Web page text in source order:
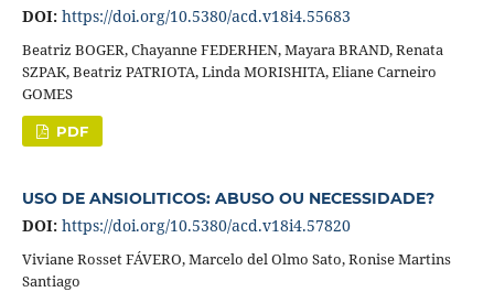
DOI: https://doi.org/10.5380/acd.v18i4.55683
Beatriz BOGER, Chayanne FEDERHEN, Mayara BRAND, Renata
SZPAK, Beatriz PATRIOTA, Linda MORISHITA, Eliane Carneiro
GOMES
PDF
USO DE ANSIOLITICOS: ABUSO OU NECESSIDADE?
DOI: https://doi.org/10.5380/acd.v18i4.57820
Viviane Rosset FÁVERO, Marcelo del Olmo Sato, Ronise Martins
Santiago